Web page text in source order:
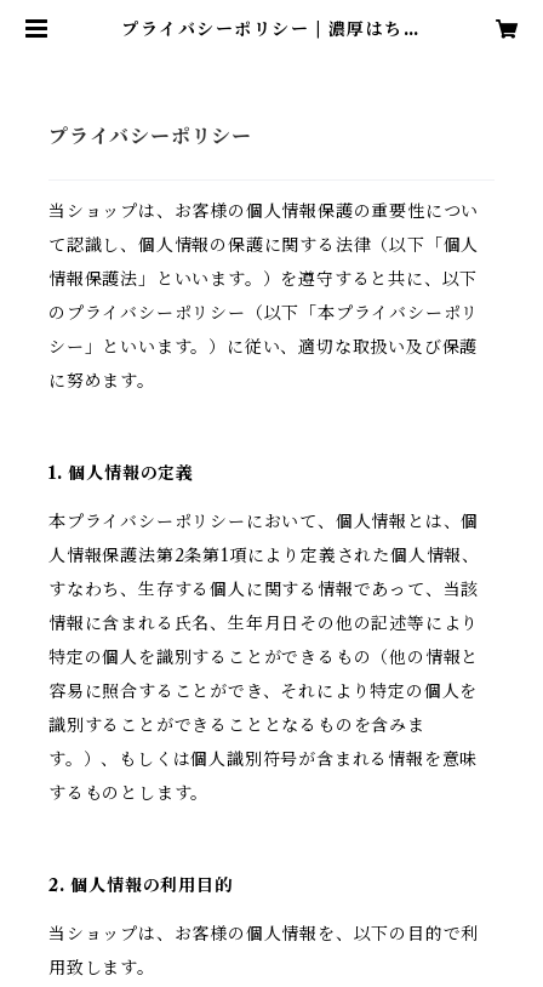
プライバシーポリシー | 濃厚はちみ
プライバシーポリシー
当ショップは、お客様の個人情報保護の重要性につい
て認識し、個人情報の保護に関する法律（以下「個人
情報保護法」といいます。）を遵守すると共に、以下
のプライバシーポリシー（以下「本プライバシーポリ
シー」といいます。）に従い、適切な取扱い及び保護
に努めます。
1. 個人情報の定義
本プライバシーポリシーにおいて、個人情報とは、個
人情報保護法第2条第1項により定義された個人情報、
すなわち、生存する個人に関する情報であって、当該
情報に含まれる氏名、生年月日その他の記述等により
特定の個人を識別することができるもの（他の情報と
容易に照合することができ、それにより特定の個人を
識別することができることとなるものを含みま
す。）、もしくは個人識別符号が含まれる情報を意味
するものとします。
2. 個人情報の利用目的
当ショップは、お客様の個人情報を、以下の目的で利
用致します。